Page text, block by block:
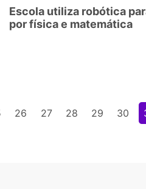
Escola utiliza robótica
por física e matemática
26 27 28 29 30